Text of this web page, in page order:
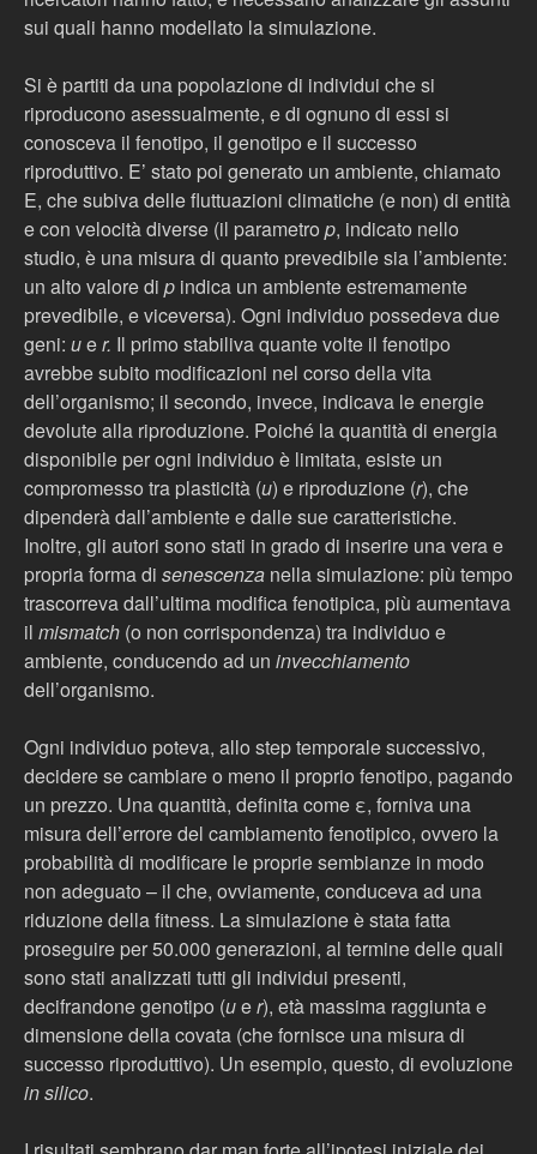
sui quali hanno modellato la simulazione.
Si è partiti da una popolazione di individui che si
riproducono asessualmente, e di ognuno di essi si
conosceva il fenotipo, il genotipo e il successo
riproduttivo. E’ stato poi generato un ambiente, chiamato
E, che subiva delle fluttuazioni climatiche (e non) di entità
e con velocità diverse (il parametro p, indicato nello
studio, è una misura di quanto prevedibile sia l’ambiente:
un alto valore di p indica un ambiente estremamente
prevedibile, e viceversa). Ogni individuo possedeva due
geni: uer. Il primo stabiliva quante volte il fenotipo
avrebbe subito modificazioni nel corso della vita
dell’organismo; il secondo, invece, indicava le energie
devolute alla riproduzione. Poiché la quantità di energia
disponibile per ogni individuo è limitata, esiste un
compromesso tra plasticità (u) e riproduzione (r), che
dipenderà dall’ambiente e dalle sue caratteristiche.
Inoltre, gli autori sono stati in grado di inserire una vera e
propria forma di senescenza nella simulazione: più tempo
trascorreva dall’ultima modifica fenotipica, più aumentava
il mismatch (o non corrispondenza) tra individuo e
ambiente, conducendo ad un invecchiamento
dell’organismo.
Ogni individuo poteva, allo step temporale successivo,
decidere se cambiare o meno il proprio fenotipo, pagando
un prezzo. Una quantità, definita come ε, forniva una
misura dell’errore del cambiamento fenotipico, ovvero la
probabilità di modificare le proprie sembianze in modo
non adeguato – il che, ovviamente, conduceva ad una
riduzione della fitness. La simulazione è stata fatta
proseguire per 50.000 generazioni, al termine delle quali
sono stati analizzati tutti gli individui presenti,
decifrandone genotipo (uer), età massima raggiunta e
dimensione della covata (che fornisce una misura di
successo riproduttivo). Un esempio, questo, di evoluzione
in silico.